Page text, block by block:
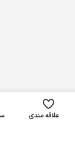
علاقه مندی